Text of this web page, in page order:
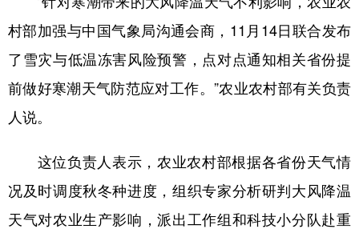
村部加强与中国气象局沟通会商，11月14日联合发布
了雪灾与低温冻害风险预警，点对点通知相关省份提
前做好寒潮天气防范应对工作。”农业农村部有关负责
人说。
这位负责人表示，农业农村部根据各省份天气情
况及时调度秋冬种进度，组织专家分析研判大风降温
天气对农业生产影响，派出工作组和科技小分队赴重